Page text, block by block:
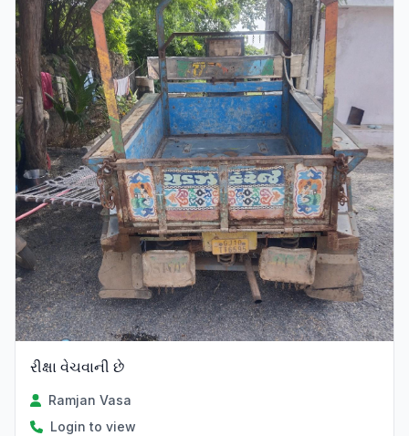
રીક્ષા વેચવાની છે
Ramjan Vasa
Login to view